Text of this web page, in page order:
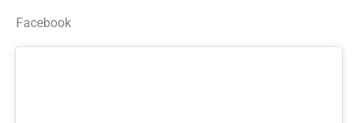
Facebook